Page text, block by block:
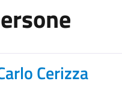
Cerizza